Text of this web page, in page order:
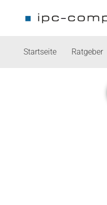
Startseite Ratgeber